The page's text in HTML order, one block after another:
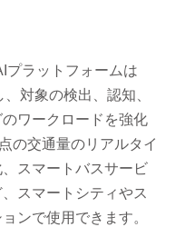
プラットフォームは
対象の検出、認知、
ワークロードを強化
の交通量のリアルタイ
スマートバスサービ
スマートシティやス
ンで使用できます。